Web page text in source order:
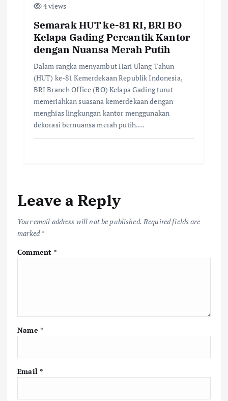
4 views
Semarak HUT ke-81 RI, BRI BO
Kelapa Gading Percantik Kantor
dengan Nuansa Merah Putih
Dalam rangka menyambut Hari Ulang Tahun
(HUT) ke-81 Kemerdekaan Republik Indonesia,
BRI Branch Office (BO) Kelapa Gading turut
memeriahkan suasana kemerdekaan dengan
menghias lingkungan kantor menggunakan
dekorasi bernuansa merah putih.…
Leave a Reply
Your email address will not be published. Required fields are
marked*
Comment*
Name *
Email *